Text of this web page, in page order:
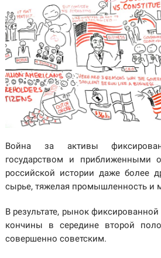
Война за активы
государством и приближенными
российской истории даже более
сырье, тяжелая промышленность и
В результате, рынок
кончины в середине второй
совершенно советским.